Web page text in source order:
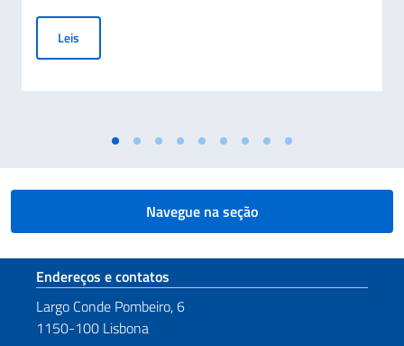
Leis
Navegue na seção
Seção de rodapé
Endereços e contatos
Largo Conde Pombeiro, 6
1150-100 Lisbona